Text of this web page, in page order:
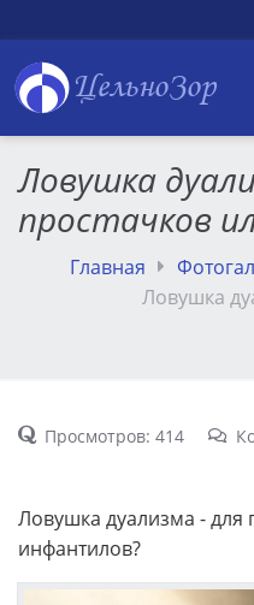
ЦельноЗор
Ловушка
простачков
Главная
Ловушка
Просмотров: 414
Ловушка дуализма - для
инфантилов?